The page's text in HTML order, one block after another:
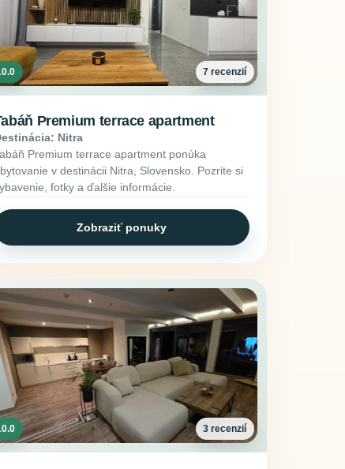
7 recenzií
Premium terrace apartment
Nitra
Premium terrace apartment ponúka
v destinácii Nitra, Slovensko. Pozrite si
fotky a ďalšie informácie.
Zobraziť ponuky
3 recenzií